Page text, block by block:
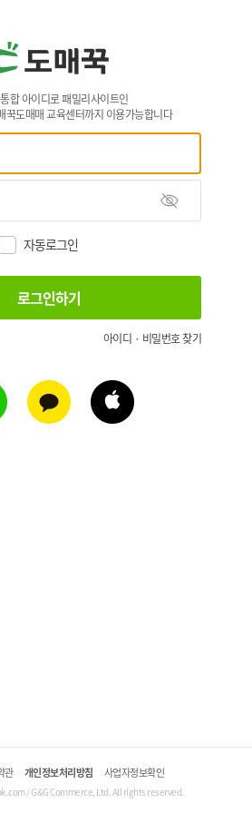
합 아이디로 패밀리사이트인
꾹도매매 교육센터까지 이용가능합니다
자동로그인
아이디 · 비밀번호 찾기
관 개인정보처리방침 사업자정보확인
/ G&G Commerce, Ltd. All rights reserved.